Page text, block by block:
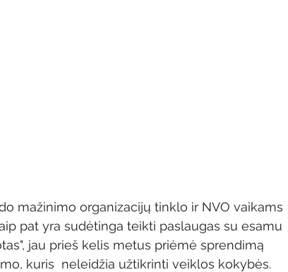
mažinimo organizacijų tinklo ir NVO vaikams
pat yra sudėtinga teikti paslaugas su esamu
jau prieš kelis metus priėmė sprendimą
kuris  neleidžia užtikrinti veiklos kokybės.